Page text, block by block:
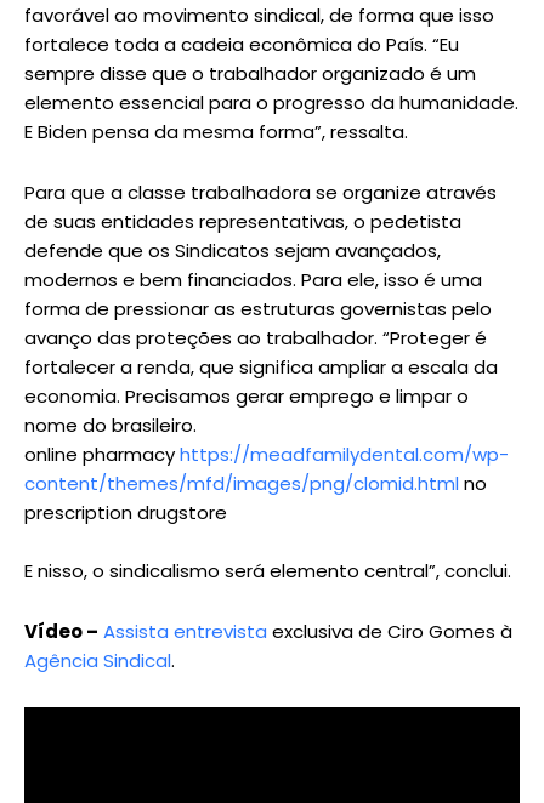
favorável ao movimento sindical, de forma que isso
fortalece toda a cadeia econômica do País. “Eu
sempre disse que o trabalhador organizado é um
elemento essencial para o progresso da humanidade.
E Biden pensa da mesma forma”, ressalta.
Para que a classe trabalhadora se organize através
de suas entidades representativas, o pedetista
defende que os Sindicatos sejam avançados,
modernos e bem financiados. Para ele, isso é uma
forma de pressionar as estruturas governistas pelo
avanço das proteções ao trabalhador. “Proteger é
fortalecer a renda, que significa ampliar a escala da
economia. Precisamos gerar emprego e limpar o
nome do brasileiro.
online pharmacyhttps://meadfamilydental.com/wp-
content/themes/mfd/images/png/clomid.htmlno
prescription drugstore
E nisso, o sindicalismo será elemento central”, conclui.
Vídeo – Assista entrevista exclusiva de Ciro Gomes à
Agência Sindical.